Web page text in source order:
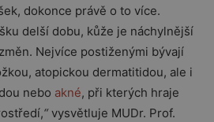
dokonce právě o to více.
delší dobu, kůže je náchylnější
Nejvíce postiženými bývají
atopickou dermatitidou, ale i
nebo akné, při kterých hraje
“vysvětluje MUDr. Prof.